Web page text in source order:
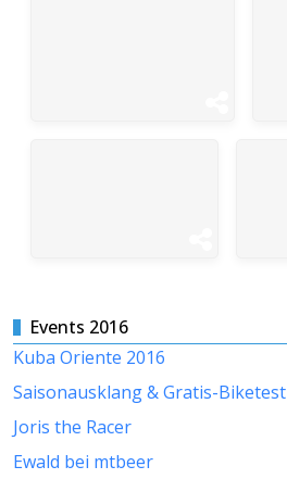
Events 2016
Kuba Oriente 2016
Saisonausklang & Gratis-Biketest
Joris the Racer
Ewald bei mtbeer